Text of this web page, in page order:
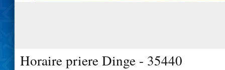
Horaire priere Dinge - 35440